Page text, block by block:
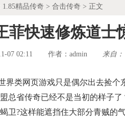
1.85精品传奇 > 合击传奇 > 正文
菲快速修炼道士
07 02:11 作者： admin 来自：
界类网页游戏只是偶尔出去捡个
总省传奇已经不是当初的样子
卫?这样能遮挡住大部分青贼的